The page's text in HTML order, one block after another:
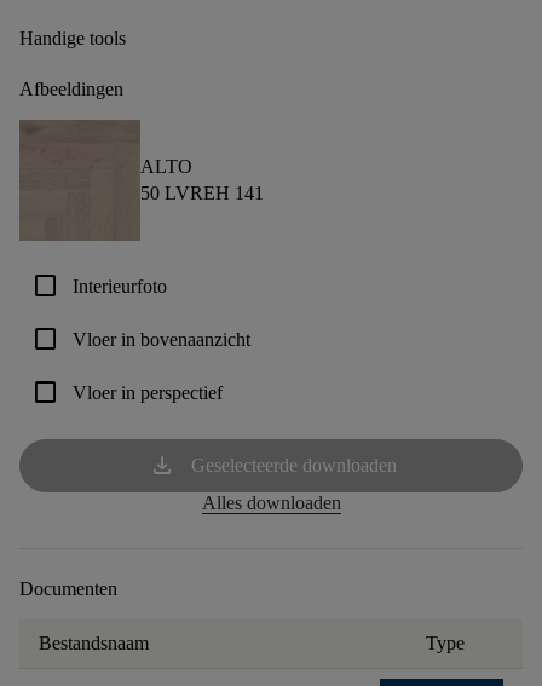
Handige tools
Afbeeldingen
ALTO
50 LVREH 141
check_box_outline_blank Interieurfoto
check_box_outline_blank Vloer in bovenaanzicht
check_box_outline_blank Vloer in perspectief
download
Geselecteerde downloaden
Alles downloaden
Documenten
Bestandsnaam Type